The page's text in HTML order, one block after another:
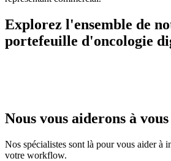
Explorez l'ensemble de
portefeuille d'oncologie
Nous vous aiderons à
Nos spécialistes sont là pour vous aider à
votre workflow.